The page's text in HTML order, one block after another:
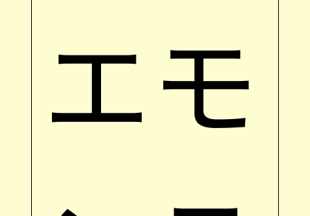
エモ